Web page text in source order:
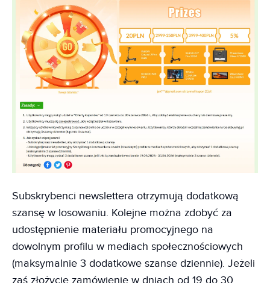
Subskrybenci newslettera otrzymują dodatkową
szansę w losowaniu. Kolejne można zdobyć za
udostępnienie materiału promocyjnego na
dowolnym profilu w mediach społecznościowych
(maksymalnie 3 dodatkowe szanse dziennie). Jeżeli
zaś złożycie zamówienie w dniach od 19 do 30